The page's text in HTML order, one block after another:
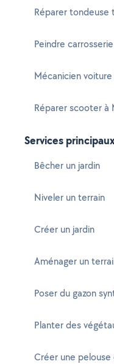
Réparer tondeuse
Peindre
Mécanicien
Réparer scooter à
Services
Bêcher un jardin
Niveler un terrain
Créer un jardin
Aménager un
Poser du gazon
Planter des
Créer une pelouse